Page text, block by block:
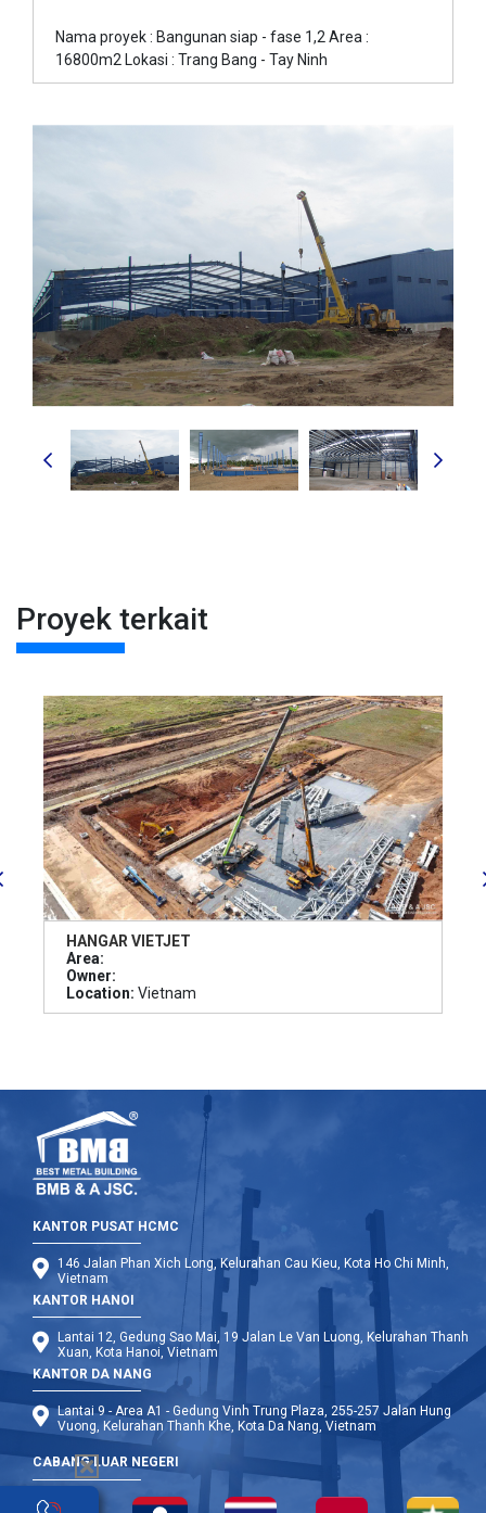
Nama proyek : Bangunan siap - fase 1,2 Area :
16800m2 Lokasi : Trang Bang - Tay Ninh
Proyek terkait
HANGAR VIETJET
Area:
Owner:
Location: Vietnam
KANTOR PUSAT HCMC
146 Jalan Phan Xich Long, Kelurahan Cau Kieu, Kota Ho Chi Minh,
Vietnam
KANTOR HANOI
Lantai 12, Gedung Sao Mai, 19 Jalan Le Van Luong, Kelurahan Thanh
Xuan, Kota Hanoi, Vietnam
KANTOR DA NANG
Lantai 9 - Area A1 - Gedung Vinh Trung Plaza, 255-257 Jalan Hung
Vuong, Kelurahan Thanh Khe, Kota Da Nang, Vietnam
CABANG LUAR NEGERI